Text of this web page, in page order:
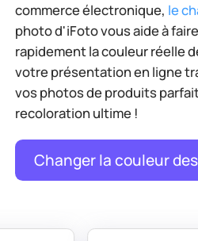
commerce électronique, le
photo d'iFoto vous aide à
rapidement la couleur réelle
votre présentation en ligne
vos photos de produits
recoloration ultime !
Changer la couleur